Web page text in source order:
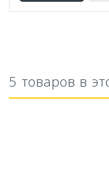
5 товаров в